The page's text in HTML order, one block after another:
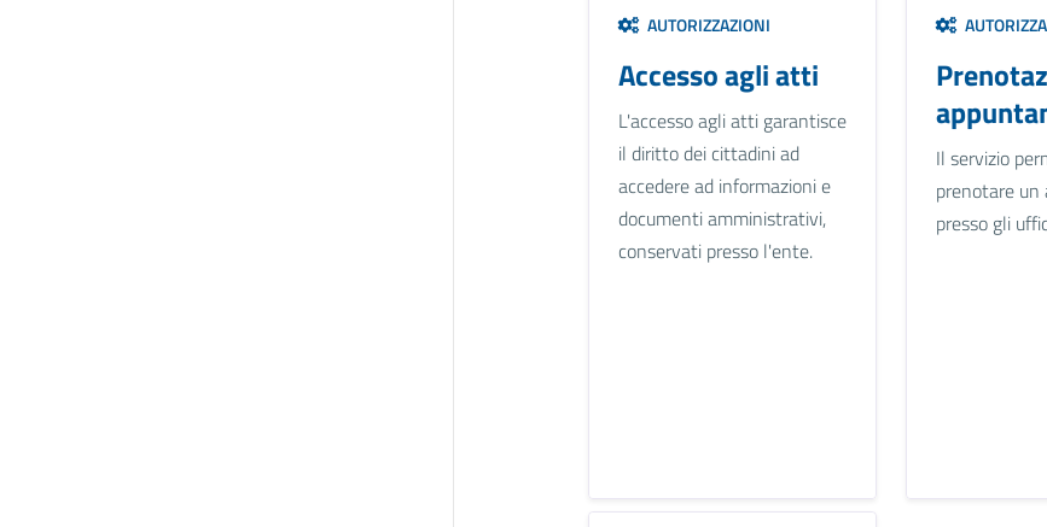
AUTORIZZAZIONI
Accesso agli atti
L'accesso agli atti garantisce
il diritto dei cittadini ad
accedere ad informazioni e
documenti amministrativi,
conservati presso l'ente.
Il servizio
prenotare
presso gli